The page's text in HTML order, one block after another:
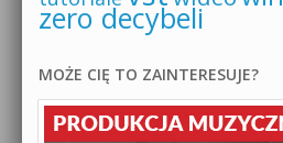
zero decybeli
MOŻE CIĘ TO ZAINTERESUJE?